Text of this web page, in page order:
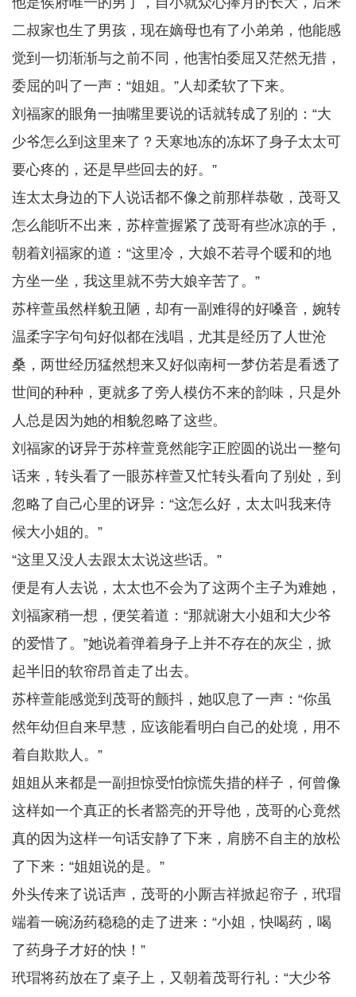
二叔家也生了男孩，现在嫡母也有了小弟弟，他能感
觉到一切渐渐与之前不同，他害怕委屈又茫然无措，
委屈的叫了一声：“姐姐。”人却柔软了下来。
刘福家的眼角一抽嘴里要说的话就转成了别的：“大
少爷怎么到这里来了？天寒地冻的冻坏了身子太太可
要心疼的，还是早些回去的好。”
连太太身边的下人说话都不像之前那样恭敬，茂哥又
怎么能听不出来，苏梓萱握紧了茂哥有些冰凉的手，
朝着刘福家的道：“这里冷，大娘不若寻个暖和的地
方坐一坐，我这里就不劳大娘辛苦了。”
苏梓萱虽然样貌丑陋，却有一副难得的好嗓音，婉转
温柔字字句句好似都在浅唱，尤其是经历了人世沧
桑，两世经历猛然想来又好似南柯一梦仿若是看透了
世间的种种，更就多了旁人模仿不来的韵味，只是外
人总是因为她的相貌忽略了这些。
刘福家的讶异于苏梓萱竟然能字正腔圆的说出一整句
话来，转头看了一眼苏梓萱又忙转头看向了别处，到
忽略了自己心里的讶异：“这怎么好，太太叫我来侍
候大小姐的。”
“这里又没人去跟太太说这些话。”
便是有人去说，太太也不会为了这两个主子为难她，
刘福家稍一想，便笑着道：“那就谢大小姐和大少爷
的爱惜了。”她说着弹着身子上并不存在的灰尘，掀
起半旧的软帘昂首走了出去。
苏梓萱能感觉到茂哥的颤抖，她叹息了一声：“你虽
然年幼但自来早慧，应该能看明白自己的处境，用不
着自欺欺人。”
姐姐从来都是一副担惊受怕惊慌失措的样子，何曾像
这样如一个真正的长者豁亮的开导他，茂哥的心竟然
真的因为这样一句话安静了下来，肩膀不自主的放松
了下来：“姐姐说的是。”
外头传来了说话声，茂哥的小厮吉祥掀起帘子，玳瑁
端着一碗汤药稳稳的走了进来：“小姐，快喝药，喝
了药身子才好的快！”
玳瑁将药放在了桌子上，又朝着茂哥行礼：“大少爷